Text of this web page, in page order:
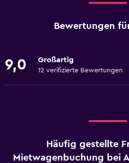
Bewertungen
9,0 Großartig
12 verifizierte Bewertungen
Häufig gestellte
Mietwagenbuchung bei